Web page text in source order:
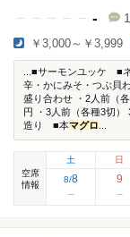
- 1
￥3,000～￥3,999
...■サーモンユッケ ■
辛・かにみそ・つぶ貝
盛り合わせ ・2人前（
円 ・3人前（各種3切
造り ■本マグロ
空席
情報
土
8/8
日
9